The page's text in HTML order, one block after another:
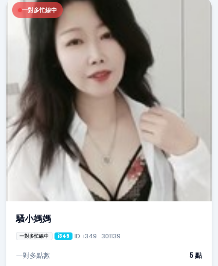
一對多忙線中
騷小媽媽
一對多忙線中 i349 ID: i349_301139
一對多點數 5 點